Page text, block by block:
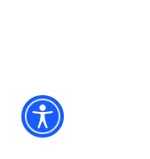
Capitale
Sede legale: